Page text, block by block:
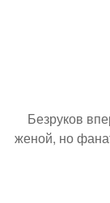
Безруков
женой, но